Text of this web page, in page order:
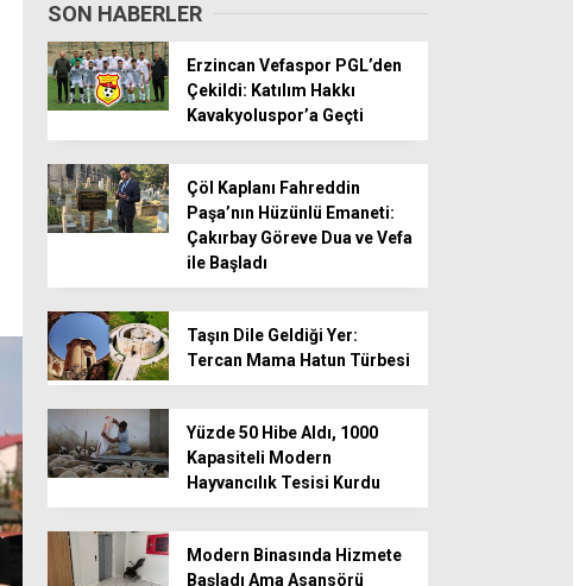
SON HABERLER
Erzincan Vefaspor PGL’den
Çekildi: Katılım Hakkı
Kavakyoluspor’a Geçti
Çöl Kaplanı Fahreddin
Paşa’nın Hüzünlü Emaneti:
Çakırbay Göreve Dua ve Vefa
ile Başladı
Taşın Dile Geldiği Yer:
Tercan Mama Hatun Türbesi
Yüzde 50 Hibe Aldı, 1000
Kapasiteli Modern
Hayvancılık Tesisi Kurdu
Modern Binasında Hizmete
Başladı Ama Asansörü